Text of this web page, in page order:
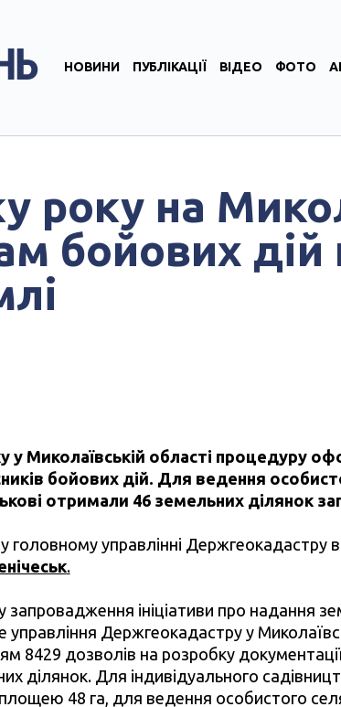
НОВИНИ ПУБЛІКАЦІЇ ВІДЕО ФОТО
року на
бойових
у Миколаївській області процедуру
бойових дій. Для ведення
отримали 46 земельних ділянок
у головному управлінні Держгеокадастру
.
запровадження ініціативи про надання
управління Держгеокадастру у
8429 дозволів на розробку
ділянок. Для індивідуального
48 га, для ведення особистого